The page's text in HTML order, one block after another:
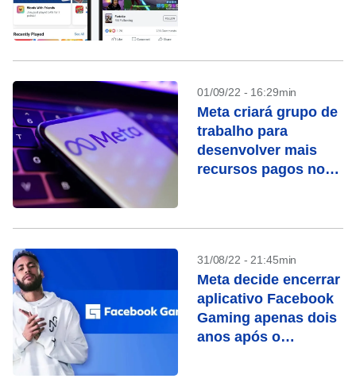
01/09/22 - 16:29min
Meta criará grupo de
trabalho para
desenvolver mais
recursos pagos no
31/08/22 - 21:45min
Meta decide encerrar
aplicativo Facebook
Gaming apenas dois
anos após o